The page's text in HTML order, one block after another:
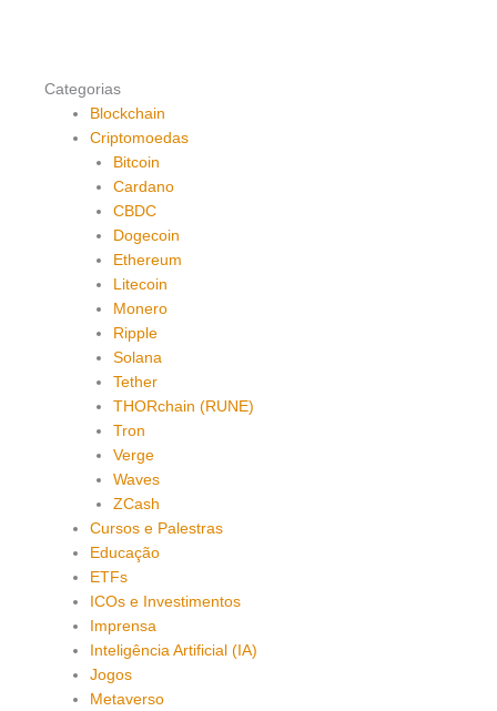
Categorias
Blockchain
Criptomoedas
Bitcoin
Cardano
CBDC
Dogecoin
Ethereum
Litecoin
Monero
Ripple
Solana
Tether
THORchain (RUNE)
Tron
Verge
Waves
ZCash
Cursos e Palestras
Educação
ETFs
ICOs e Investimentos
Imprensa
Inteligência Artificial (IA)
Jogos
Metaverso